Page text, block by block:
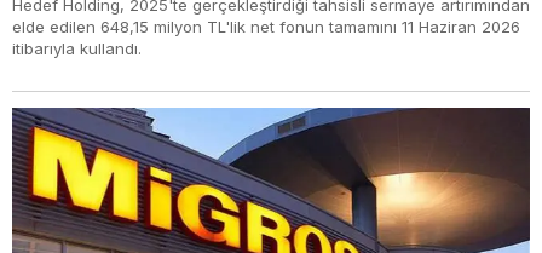
Hedef Holding, 2025'te gerçekleştirdiği tahsisli sermaye artırımından
elde edilen 648,15 milyon TL'lik net fonun tamamını 11 Haziran 2026
itibarıyla kullandı.